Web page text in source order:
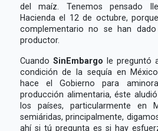
del maíz. Tenemos pensado
Hacienda el 12 de octubre,
complementario no se han
productor.
Cuando SinEmbargo le preguntó
condición de la sequía en
hace el Gobierno para
producción alimentaria, éste
los países, particularmente en
semiáridas, principalmente,
ahí si tú pregunta es si hay